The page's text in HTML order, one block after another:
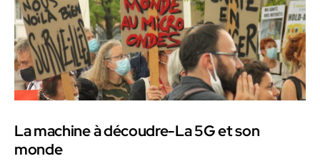
La machine à découdre-La 5G et son
monde